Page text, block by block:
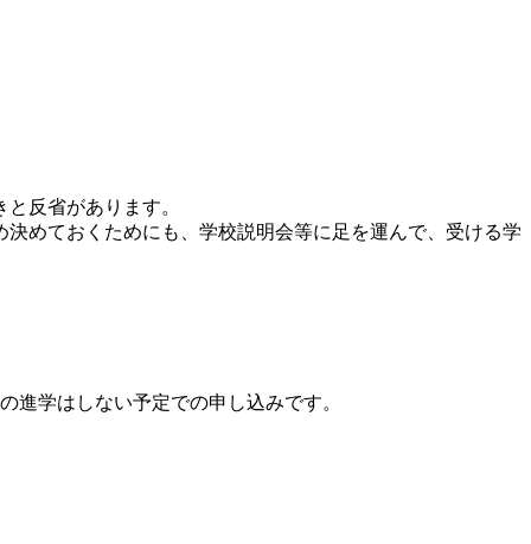
反省があります。
めておくためにも、学校説明会等に足を運んで、受ける学
学はしない予定での申し込みです。